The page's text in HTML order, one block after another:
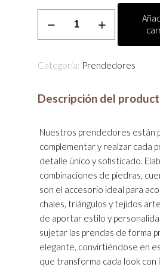
Categoría: Prendedores
Descripción del
Nuestros prendedores están
complementar y realzar cada
detalle único y sofisticado.
combinaciones de piedras,
son el accesorio ideal para
chales, triángulos y tejidos
de aportar estilo y
sujetar las prendas de forma
elegante, convirtiéndose en
que transforma cada look con